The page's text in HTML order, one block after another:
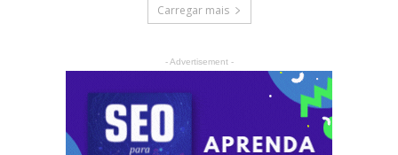
Carregar mais
- Advertisement -